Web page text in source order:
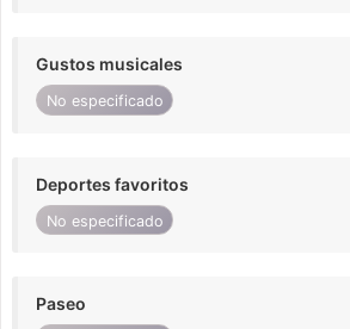
Gustos musicales
No especificado
Deportes favoritos
No especificado
Paseo